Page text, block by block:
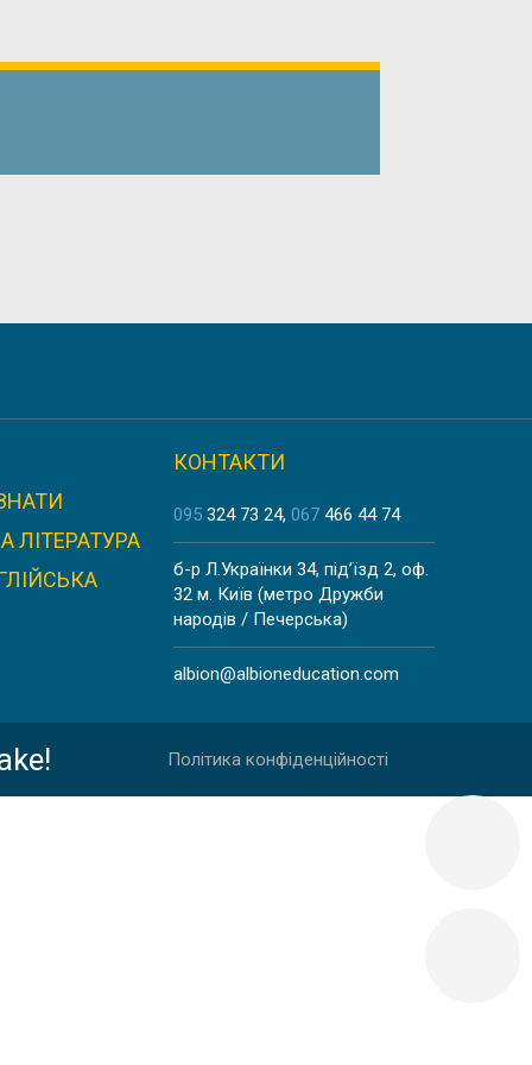
ЛІТЕРАТУРА
КОНТАКТИ
095 324 73 24 067 466 44 74
б-р Л.Українки 34, під’їзд 2, оф.
32 м. Київ (метро Дружби
народів / Печерська)
albion@albioneducation.com
Політика конфіденційності